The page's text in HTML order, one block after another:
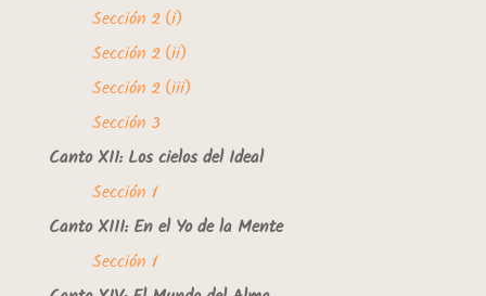
Sección 2 (i)
Sección 2 (ii)
Sección 2 (iii)
Sección 3
Canto XII: Los cielos del Ideal
Sección 1
Canto XIII: En el Yo de la Mente
Sección 1